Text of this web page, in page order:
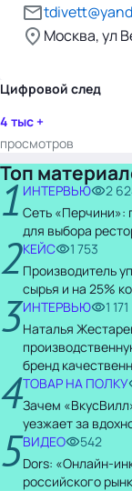
Москва, ул
Цифровой след
4 тыс +
просмотров
Топ
1 ИНТЕРВЬЮ
2
Сеть «Перчини»:
для выбора
2КЕЙС
1 753
Производитель
сырья и на 25%
3ИНТЕРВЬЮ
1 171
Наталья
бренд
4ТОВАР НА ПОЛКУ
Зачем
уезжает за
5ВИДЕО
542
Dors: «Онлайн-
российского